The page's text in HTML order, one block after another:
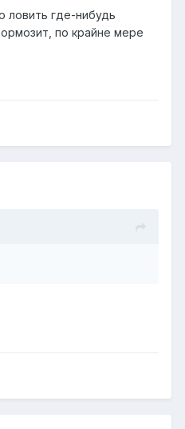
ловить где-нибудь
по крайне мере